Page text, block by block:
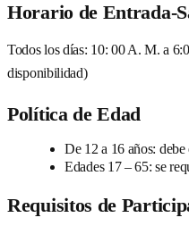
Horario de Entrada-
Todos los días: 10: 00 A. M. a
disponibilidad)
Política de Edad
De 12 a 16 años:
Edades 17 – 65: se
Requisitos de